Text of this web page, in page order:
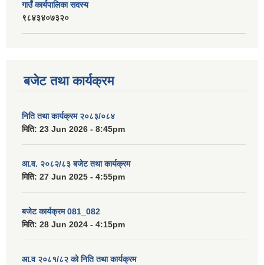
गाउँ कार्यपालिका सदस्य
९८४३४०७३२०
बजेट तथा कार्यक्रम
निति तथा कार्यक्रम २०८३/०८४
मिति: 23 Jun 2026 - 8:45pm
आ.व. २०८२/८३ बजेट तथा कार्यक्रम
मिति: 27 Jun 2025 - 4:55pm
बजेट कार्यक्रम 081_082
मिति: 28 Jun 2024 - 4:15pm
आ.व २०८१/८२ को निति तथा कार्यक्रम